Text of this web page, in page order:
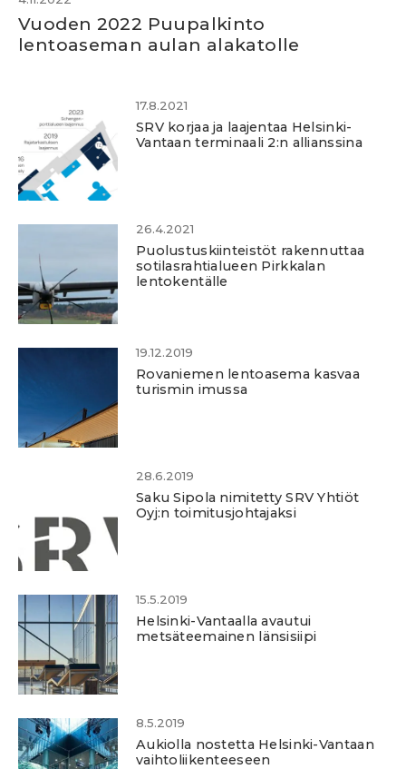
Vuoden 2022 Puupalkinto
lentoaseman aulan alakatolle
17.8.2021
SRV korjaa ja laajentaa Helsinki-
Vantaan terminaali 2:n allianssina
26.4.2021
Puolustuskiinteistöt rakennuttaa
sotilasrahtialueen Pirkkalan
lentokentälle
19.12.2019
Rovaniemen lentoasema kasvaa
turismin imussa
28.6.2019
Saku Sipola nimitetty SRV Yhtiöt
Oyj:n toimitusjohtajaksi
15.5.2019
Helsinki-Vantaalla avautui
metsäteemainen länsisiipi
8.5.2019
Aukiolla nostetta Helsinki-Vantaan
vaihtoliikenteeseen